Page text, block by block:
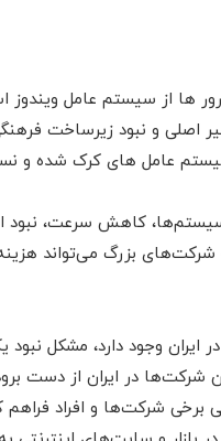
ها از سیستم عامل ویندوز
اصلی و نبود زیرساخت
عامل های کرک شده و
کاهش سرعت، نبود
ایران وجود دارد، مشکل
در ایران از دست برود،
شرکت‌ها و افراد